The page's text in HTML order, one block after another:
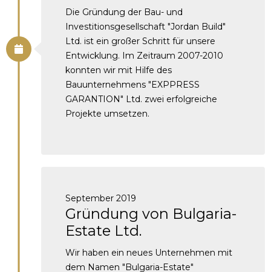
Die Gründung der Bau- und
Investitionsgesellschaft "Jordan Build"
Ltd. ist ein großer Schritt für unsere
Entwicklung. Im Zeitraum 2007-2010
konnten wir mit Hilfe des
Bauunternehmens "EXPPRESS
GARANTION" Ltd. zwei erfolgreiche
Projekte umsetzen.
September 2019
Gründung von Bulgaria-
Estate Ltd.
Wir haben ein neues Unternehmen mit
dem Namen "Bulgaria-Estate"